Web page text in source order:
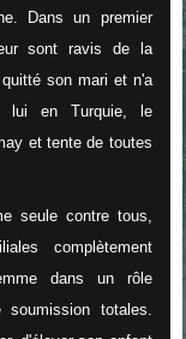
Dans un premier
sont ravis de la
son mari et n'a
lui en Turquie, le
et tente de toutes
seule contre tous,
complètement
dans un rôle
totales.